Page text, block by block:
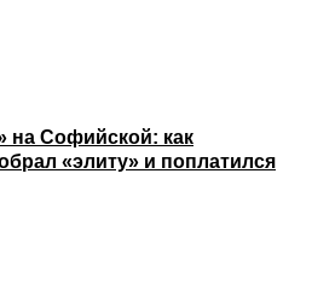
на Софийской: как
«элиту» и поплатился